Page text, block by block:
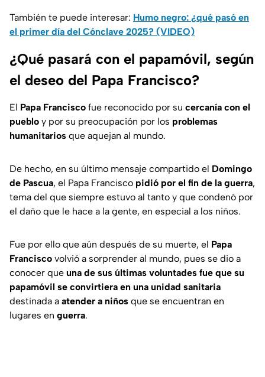
También te puede interesar: Humo negro: ¿qué pasó en
el primer día del Cónclave 2025? (VIDEO)
¿Qué pasará con el papamóvil, según
el deseo del Papa Francisco?
El Papa Francisco fue reconocido por su cercanía con el
pueblo y por su preocupación por los problemas
humanitarios que aquejan al mundo.
De hecho, en su último mensaje compartido el Domingo
de Pascua, el Papa Francisco pidió por el fin de la guerra,
tema del que siempre estuvo al tanto y que condenó por
el daño que le hace a la gente, en especial a los niños.
Fue por ello que aún después de su muerte, el Papa
Francisco volvió a sorprender al mundo, pues se dio a
conocer que una de sus últimas voluntades fue que su
papamóvil se convirtiera en una unidad sanitaria
destinada a atender a niños que se encuentran en
lugares en guerra.